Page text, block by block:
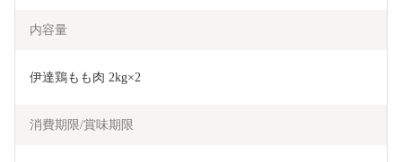
内容量
伊達鶏もも肉 2kg×2
消費期限/賞味期限